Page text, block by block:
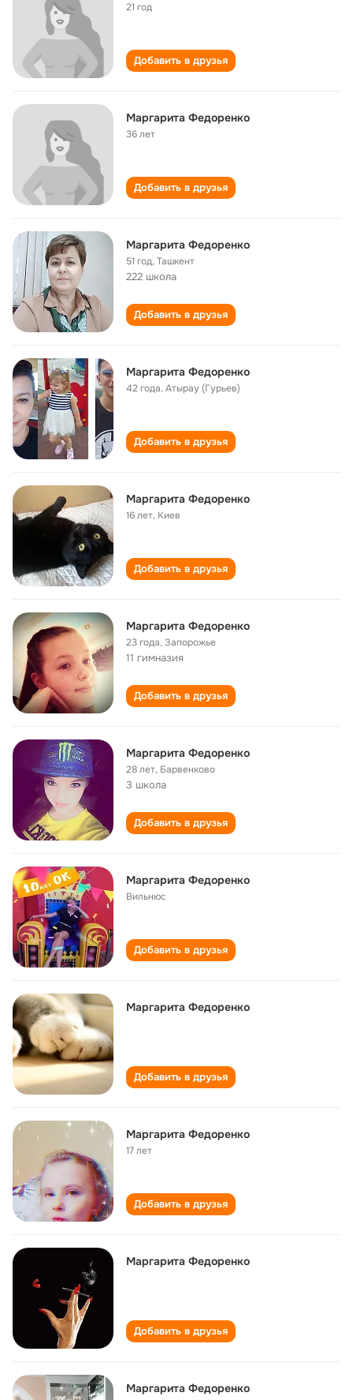
21 год
Добавить в друзья
Маргарита Федоренко
36 лет
Добавить в друзья
Маргарита Федоренко
51 год,Ташкент
222 школа
Добавить в друзья
Маргарита Федоренко
42 года,Атырау (Гурьев)
Добавить в друзья
Маргарита Федоренко
16 лет, Киев
Добавить в друзья
Маргарита Федоренко
23 года,Запорожье
11 гимназия
Добавить в друзья
Маргарита Федоренко
28 лет, Барвенково
3 школа
Добавить в друзья
Маргарита Федоренко
Вильнюс
Добавить в друзья
Маргарита Федоренко
Добавить в друзья
Маргарита Федоренко
17 лет
Добавить в друзья
Маргарита Федоренко
Добавить в друзья
Маргарита Федоренко